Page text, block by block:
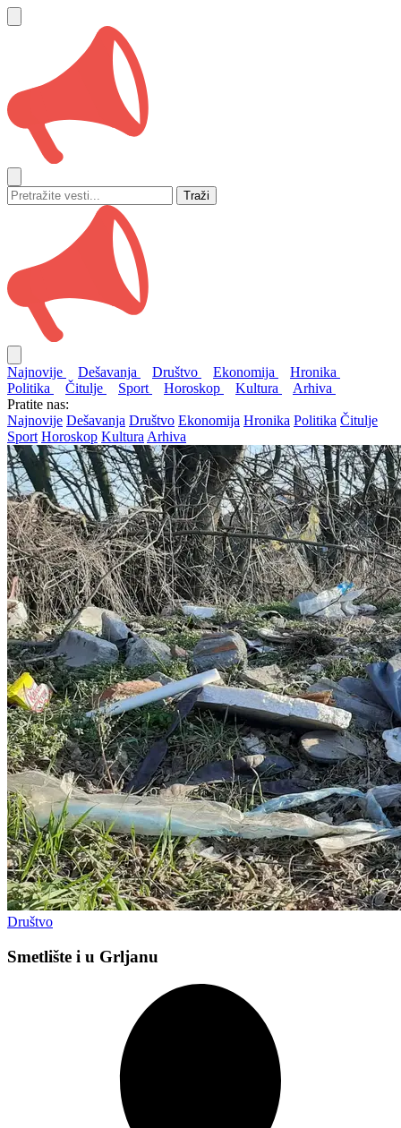
Traži
Najnovije Dešavanja Društvo Ekonomija
Hronika
Politika
Čitulje Sport Horoskop Kultura
Arhiva
Pratite nas:
Najnovije Dešavanja Društvo Ekonomija Hronika Politika Čitulje
Sport Horoskop Kultura Arhiva
Društvo
Smetlište i u Grljanu